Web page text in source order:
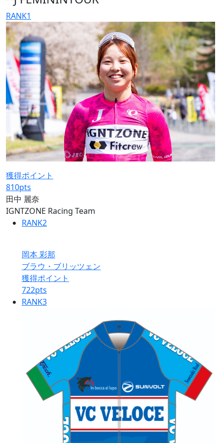
RANK1
獲得ポイント
810pts
田中 麗奈
IGNTZONE Racing Team
RANK2
岡本 彩那
ブラウ・ブリッツェン
獲得ポイント
722pts
RANK3